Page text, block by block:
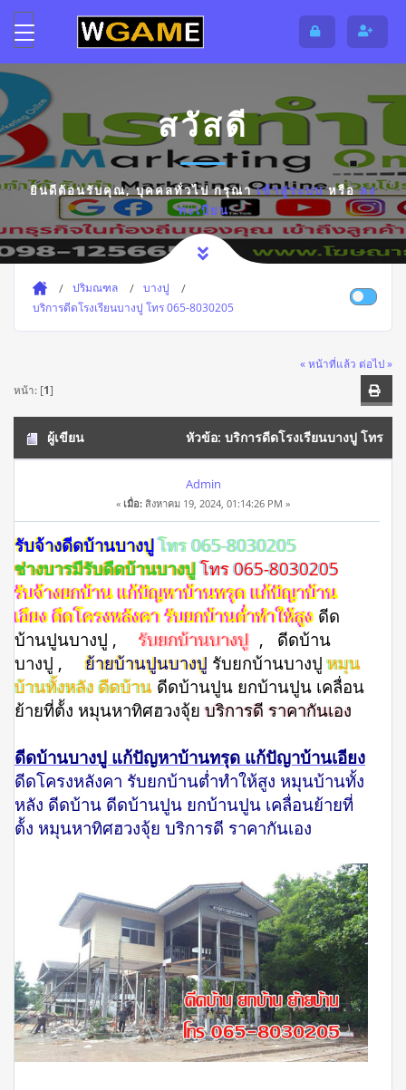
สวัสดี
ยินดีต้อนรับคุณ,บุคคลทั่วไปกรุณาเข้าสู่ระบบหรือลง
ทะเบียน
ปริมณฑล
บางปู
บริการดีดโรงเรียนบางปู โทร 065-8030205
« หน้าที่แล้ว ต่อไป »
หน้า: [1]
ผู้เขียน หัวข้อ: บริการดีดโรงเรียนบางปู โทร
065-8030205 (อ่าน 2778 ครั้ง)Admin
« เมื่อ: สิงหาคม 19, 2024, 01:14:26 PM »
รับจ้างดีดบ้านบางปู โทร 065-8030205
ช่างบารมีรับดีดบ้านบางปู โทร 065-8030205
รับจ้างยกบ้าน แก้ปัญหาบ้านทรุด แก้ปัญาบ้าน
เอียง ดีดโครงหลังคา รับยกบ้านต่ำทำให้สูง ดีด
บ้านปูนบางปู ,
รับยกบ้านบางปู , ดีดบ้าน
บางปู ,
ย้ายบ้านปูนบางปู รับยกบ้านบางปู หมุน
บ้านทั้งหลัง ดีดบ้าน ดีดบ้านปูน ยกบ้านปูน เคลื่อน
ย้ายที่ต้้ง หมุนหาทิศฮวงจุ้ย บริการดี ราคากันเอง
ดีดบ้านบางปู แก้ปัญหาบ้านทรุด แก้ปัญาบ้านเอียง
ดีดโครงหลังคา รับยกบ้านต่ำทำให้สูง หมุนบ้านทั้ง
หลัง ดีดบ้าน ดีดบ้านปูน ยกบ้านปูน เคลื่อนย้ายที่
ต้้ง หมุนหาทิศฮวงจุ้ย บริการดี ราคากันเอง